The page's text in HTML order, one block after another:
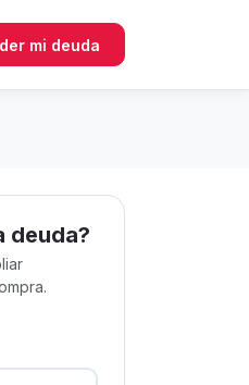
mi deuda
deuda?